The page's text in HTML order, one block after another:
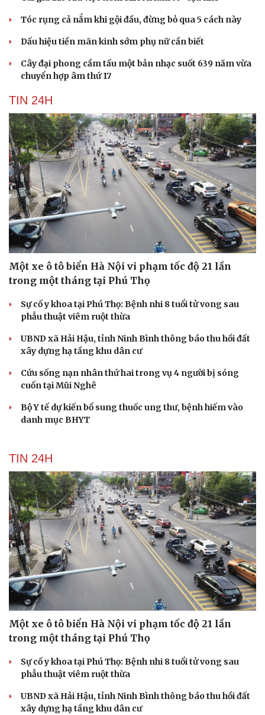
Văn hóa
Sân khấu - Điện ảnh
Văn học
Âm nhạc
Di sản
Giải trí
Nghệ sĩ
Thời trang
Sao Việt
Tư vấn
Podcast
Tóc rụng cả nắm khi gội đầu, đừng bỏ qua 5 cách này
Dấu hiệu tiền mãn kinh sớm phụ nữ cần biết
Cây đại phong cầm tấu một bản nhạc suốt 639 năm vừa
chuyển hợp âm thứ 17
TIN 24H
Một xe ô tô biển Hà Nội vi phạm tốc độ 21 lần
trong một tháng tại Phú Thọ
Sự cố y khoa tại Phú Thọ: Bệnh nhi 8 tuổi tử vong sau
phẫu thuật viêm ruột thừa
UBND xã Hải Hậu, tỉnh Ninh Bình thông báo thu hồi đất
xây dựng hạ tầng khu dân cư
Cứu sống nạn nhân thứ hai trong vụ 4 người bị sóng
cuốn tại Mũi Nghê
Bộ Y tế dự kiến bổ sung thuốc ung thư, bệnh hiếm vào
danh mục BHYT
TIN 24H
Một xe ô tô biển Hà Nội vi phạm tốc độ 21 lần
trong một tháng tại Phú Thọ
Sự cố y khoa tại Phú Thọ: Bệnh nhi 8 tuổi tử vong sau
phẫu thuật viêm ruột thừa
UBND xã Hải Hậu, tỉnh Ninh Bình thông báo thu hồi đất
xây dựng hạ tầng khu dân cư